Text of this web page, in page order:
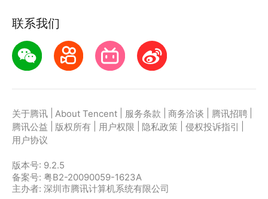
联系我们
关于腾讯 About Tencent 服务条款 商务洽谈 腾讯招聘
腾讯公益
版权所有 用户权限 隐私政策 侵权投诉指引
用户协议
版本号: 9.2.5
备案号: 粤B2-20090059-1623A
主办者: 深圳市腾讯计算机系统有限公司